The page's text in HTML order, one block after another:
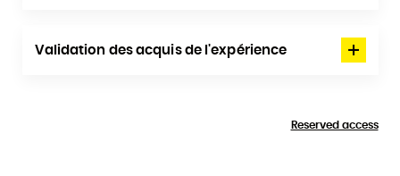
Validation des acquis de l'expérience
Reserved access